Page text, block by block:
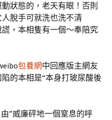
狀態的，老天有眼！否則
脫手可就洗也洗不清
，本相隻有一個～奉陪究
包養網中回應版主網友
的本相是“本身打玻尿酸後
由”威廉砰地一個窒息的呼